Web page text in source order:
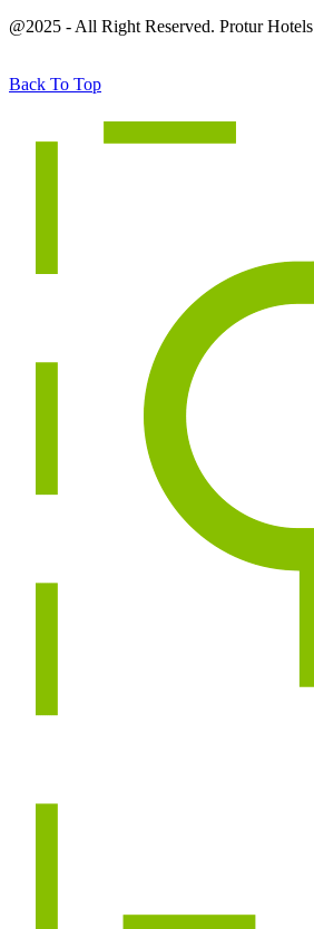
@2025 - All Right Reserved. Protur Hotels
Back To Top